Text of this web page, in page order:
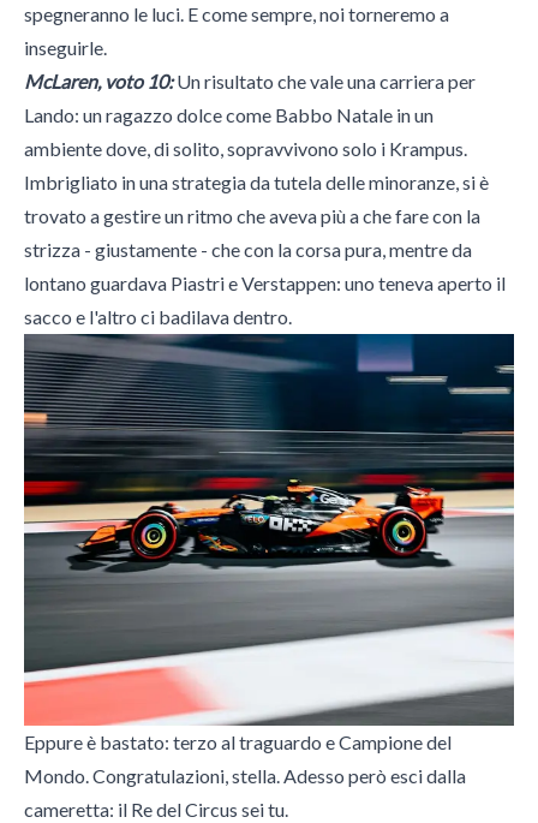
spegneranno le luci. E come sempre, noi torneremo a
inseguirle.
McLaren, voto 10:Un risultato che vale una carriera per
Lando: un ragazzo dolce come Babbo Natale in un
ambiente dove, di solito, sopravvivono solo i Krampus.
Imbrigliato in una strategia da tutela delle minoranze, si è
trovato a gestire un ritmo che aveva più a che fare con la
strizza - giustamente - che con la corsa pura, mentre da
lontano guardava Piastri e Verstappen: uno teneva aperto il
sacco e l'altro ci badilava dentro.
Eppure è bastato: terzo al traguardo e Campione del
Mondo. Congratulazioni, stella. Adesso però esci dalla
cameretta: il Re del Circus sei tu.